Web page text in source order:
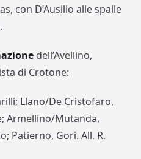
con D’Ausilio alle spalle
dell’Avellino,
di Crotone:
Llano/De Cristofaro,
Armellino/Mutanda,
Patierno, Gori. All. R.